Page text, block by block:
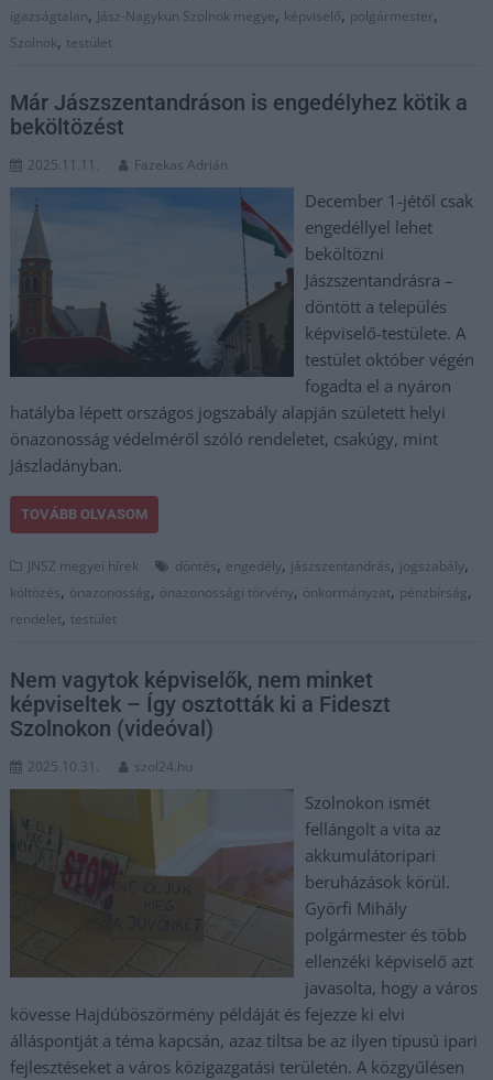
igazságtalan, Jász-Nagykun Szolnok megye, képviselő, polgármester,
Szolnok, testület
Már Jászszentandráson is engedélyhez kötik a
beköltözést
2025.11.11. Fazekas Adrián
December 1-jétől csak
engedéllyel lehet
beköltözni
Jászszentandrásra –
döntött a település
képviselő-testülete. A
testület október végén
fogadta el a nyáron
hatályba lépett országos jogszabály alapján született helyi
önazonosság védelméről szóló rendeletet, csakúgy, mint
Jászladányban.
TOVÁBB OLVASOM
JNSZ megyei hírek döntés, engedély, jászszentandrás, jogszabály,
költözés, önazonosság, önazonossági törvény, önkormányzat, pénzbírság,
rendelet, testület
Nem vagytok képviselők, nem minket
képviseltek – Így osztották ki a Fideszt
Szolnokon (videóval)
2025.10.31. szol24.hu
Szolnokon ismét
fellángolt a vita az
akkumulátoripari
beruházások körül.
Györfi Mihály
polgármester és több
ellenzéki képviselő azt
javasolta, hogy a város
kövesse Hajdúböszörmény példáját és fejezze ki elvi
álláspontját a téma kapcsán, azaz tiltsa be az ilyen típusú ipari
fejlesztéseket a város közigazgatási területén. A közgyűlésen